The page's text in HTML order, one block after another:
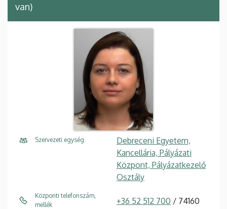
van)
Szervezeti egység
Debreceni Egyetem,
Kancellária, Pályázati
Központ, Pályázatkezelő
Osztály
Központi telefonszám,
mellék
+36 52 512 700 / 74160